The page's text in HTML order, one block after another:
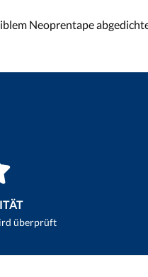
Neoprentape
überprüft